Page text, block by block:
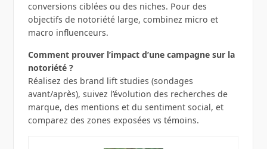
conversions ciblées ou des niches. Pour des
objectifs de notoriété large, combinez micro et
macro influenceurs.
Comment prouver l’impact d’une campagne sur la
notoriété ?
Réalisez des brand lift studies (sondages
avant/après), suivez l’évolution des recherches de
marque, des mentions et du sentiment social, et
comparez des zones exposées vs témoins.